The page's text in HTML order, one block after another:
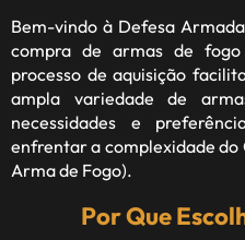
Bem-vindo à Defesa Armada
compra de armas de
processo de aquisição
ampla variedade de
necessidades e
enfrentar a complexidade do
Arma de Fogo).
Por Que